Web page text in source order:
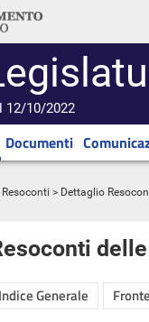
12/10/2022
Documenti
Resoconti > Dettaglio
Indice Generale